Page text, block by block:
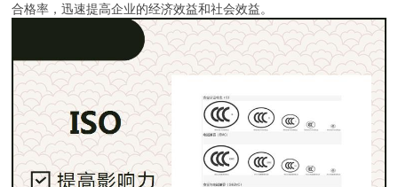
合格率，迅速提高企业的经济效益和社会效益。